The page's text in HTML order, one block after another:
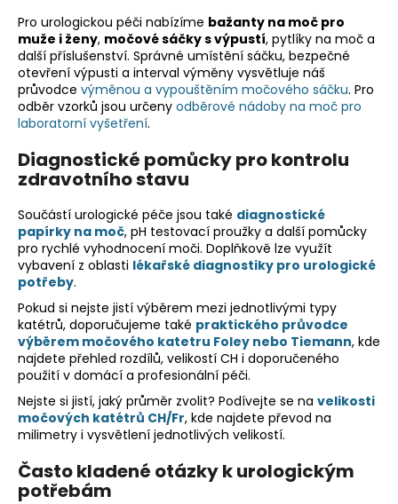
Pro urologickou péči nabízíme bažanty na moč pro
muže i ženy, močové sáčky s výpustí, pytlíky na moč a
další příslušenství. Správné umístění sáčku, bezpečné
otevření výpusti a interval výměny vysvětluje náš
průvodce výměnou a vypouštěním močového sáčku. Pro
odběr vzorků jsou určeny odběrové nádoby na moč pro
laboratorní vyšetření.
Diagnostické pomůcky pro kontrolu
zdravotního stavu
Součástí urologické péče jsou také diagnostické
papírky na moč, pH testovací proužky a další pomůcky
pro rychlé vyhodnocení moči. Doplňkově lze využít
vybavení z oblasti lékařské diagnostiky pro urologické
potřeby.
Pokud si nejste jistí výběrem mezi jednotlivými typy
katétrů, doporučujeme také praktického průvodce
výběrem močového katetru Foley nebo Tiemann, kde
najdete přehled rozdílů, velikostí CH i doporučeného
použití v domácí a profesionální péči.
Nejste si jistí, jaký průměr zvolit? Podívejte se na velikosti
močových katétrů CH/Fr, kde najdete převod na
milimetry i vysvětlení jednotlivých velikostí.
Často kladené otázky k urologickým
potřebám